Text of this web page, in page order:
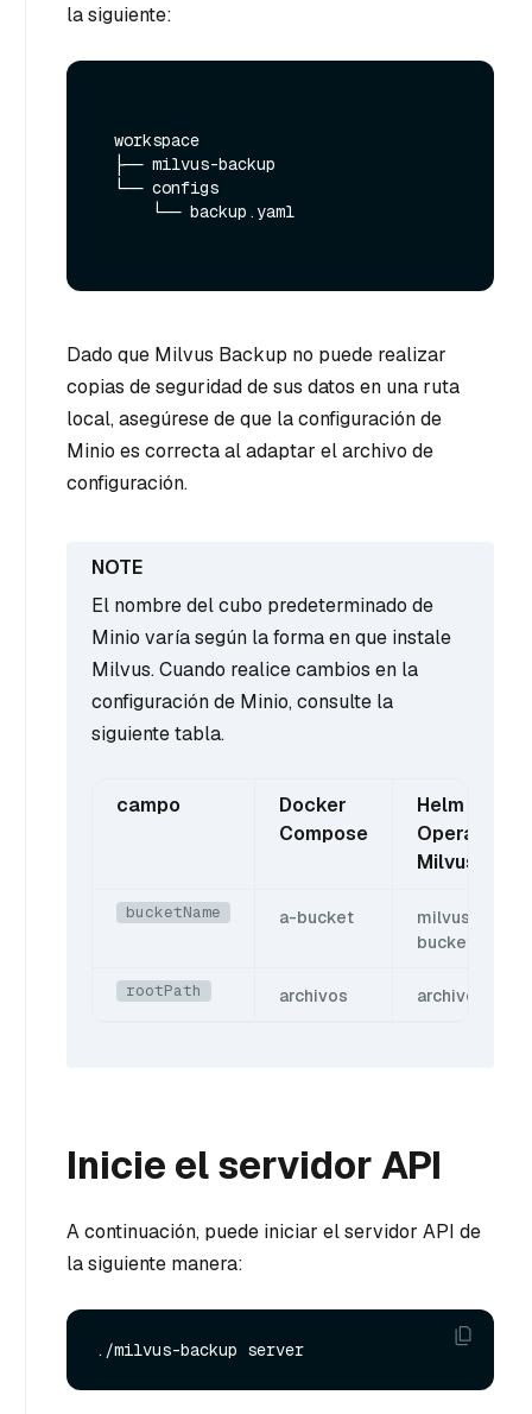
la siguiente:
Dado que Milvus Backup no puede realizar
copias de seguridad de sus datos en una ruta
local, asegúrese de que la configuración de
Minio es correcta al adaptar el archivo de
configuración.
El nombre del cubo predeterminado de
Minio varía según la forma en que instale
Milvus. Cuando realice cambios en la
configuración de Minio, consulte la
siguiente tabla.
campo
Docker
Compose
Helm /
Operador
Milvus
bucketName a-bucket
milvus-
bucket
rootPath archivos archivo
Inicie el servidor API
A continuación, puede iniciar el servidor API de
la siguiente manera: